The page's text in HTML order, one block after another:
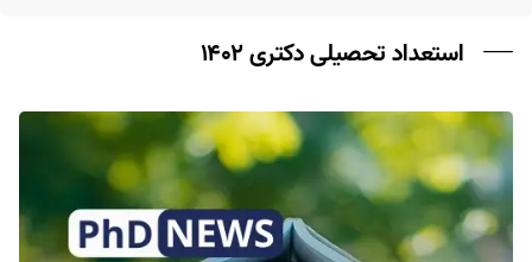
استعداد تحصیلی دکتری ۱۴۰۲